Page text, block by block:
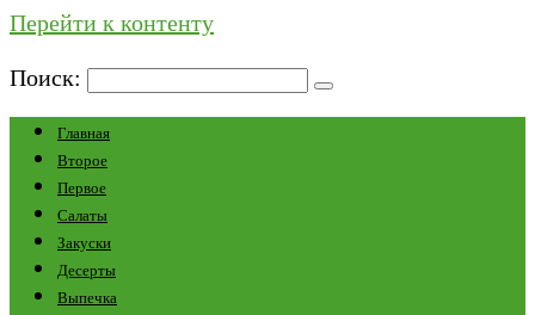
Перейти к контенту
Поиск:
Главная
Второе
Первое
Салаты
Закуски
Десерты
Выпечка